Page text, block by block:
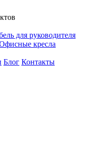
для руководителя
кресла
Блог Контакты